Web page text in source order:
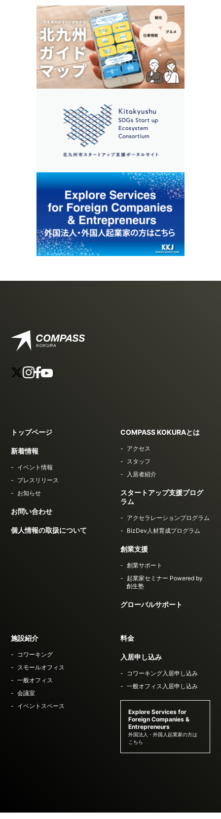
トップページ
新着情報
イベント情報
プレスリリース
お知らせ
お問い合わせ
個人情報の取扱について
COMPASS KOKURAとは
アクセス
スタッフ
入居者紹介
スタートアップ支援プログ
ラム
アクセラレーションプログラム
BizDev人材育成プログラム
創業支援
創業サポート
起業家セミナー Powered by
創生塾
グローバルサポート
施設紹介
コワーキング
スモールオフィス
一般オフィス
会議室
イベントスペース
料金
入居申し込み
コワーキング入居申し込み
一般オフィス入居申し込み
Explore Services for
Foreign Companies &
Entrepreneurs
外国法人・外国人起業家の方は
こちら